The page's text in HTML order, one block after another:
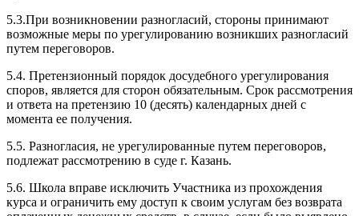
5.3.При возникновении разногласий, стороны принимают
возможные меры по урегулированию возникших разногласий
путем переговоров.
5.4. Претензионный порядок досудебного урегулирования
споров, является для сторон обязательным. Срок рассмотрения
и ответа на претензию 10 (десять) календарных дней с
момента ее получения.
5.5. Разногласия, не урегулированные путем переговоров,
подлежат рассмотрению в суде г. Казань.
5.6. Школа вправе исключить Участника из прохождения
курса и ограничить ему доступ к своим услугам без возврата